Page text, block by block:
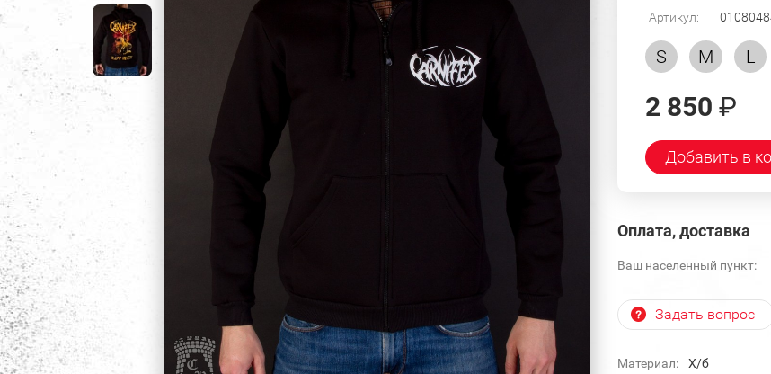
Артикул:
S M L
2 850 ₽
Добавить в
Оплата, доставка
Ваш населенный пункт:
Задать вопрос
Материал:
Х/б